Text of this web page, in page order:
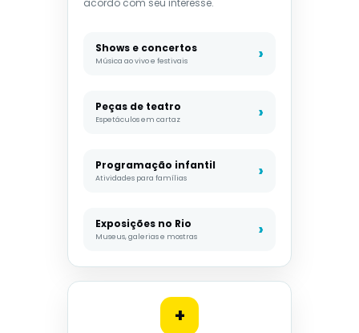
Shows e concertos
Música ao vivo e festivais
Peças de teatro
Espetáculos em cartaz
Programação infantil
Atividades para famílias
Exposições no Rio
Museus, galerias e mostras
+